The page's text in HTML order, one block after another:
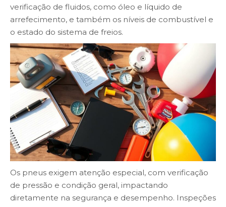
verificação de fluidos, como óleo e líquido de
arrefecimento, e também os níveis de combustível e
o estado do sistema de freios.
Os pneus exigem atenção especial, com verificação
de pressão e condição geral, impactando
diretamente na segurança e desempenho. Inspeções